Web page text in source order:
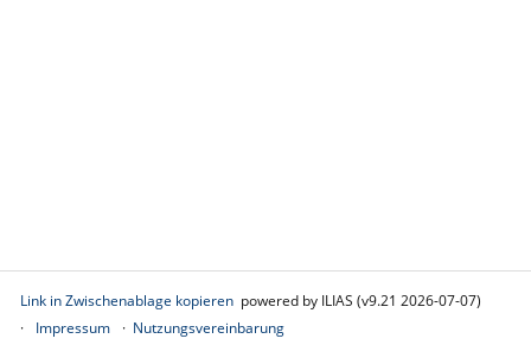
Link in Zwischenablage kopieren powered by ILIAS (v9.21 2026-07-07)
Impressum
Nutzungsvereinbarung